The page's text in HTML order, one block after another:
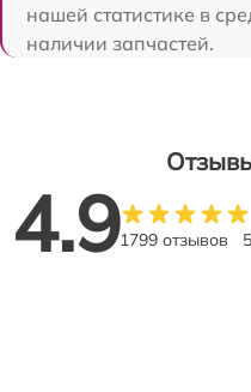
нашей статистике в
наличии запчастей.
4.91799 отзывов